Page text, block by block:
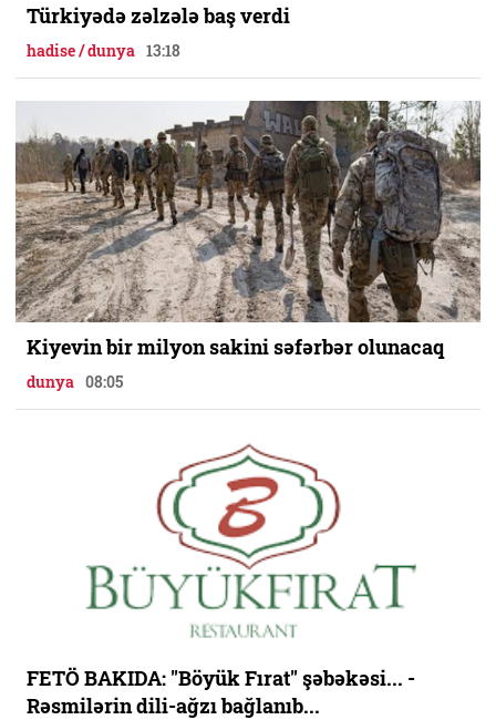
Türkiyədə zəlzələ baş verdi
hadise / dunya 13:18
Kiyevin bir milyon sakini səfərbər olunacaq
dunya 08:05
FETÖ BAKIDA: "Böyük Fırat" şəbəkəsi... -
Rəsmilərin dili-ağzı bağlanıb...